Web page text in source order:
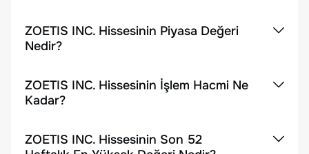
ZOETIS INC. Hissesinin Piyasa Değeri
Nedir?
ZOETIS INC. Hissesinin İşlem Hacmi Ne
Kadar?
ZOETIS INC. Hissesinin Son 52